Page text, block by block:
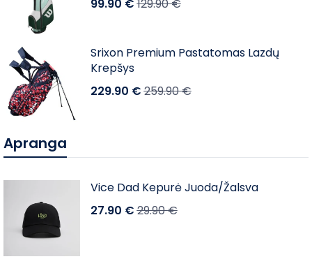
99.90 €129.90€
Srixon Premium Pastatomas Lazdų
Krepšys
229.90 €259.90€
Apranga
Vice Dad Kepurė Juoda/Žalsva
27.90 €29.90€